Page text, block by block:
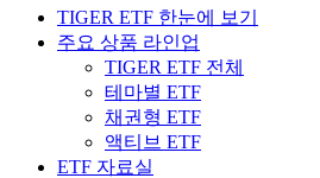
TIGER ETF 한눈에 보기
주요 상품 라인업
TIGER ETF 전체
테마별 ETF
채권형 ETF
액티브 ETF
ETF 자료실